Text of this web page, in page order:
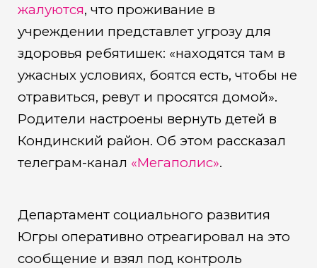
жалуются, что проживание в
учреждении представлет угрозу для
здоровья ребятишек: «находятся там в
ужасных условиях, боятся есть, чтобы не
отравиться, ревут и просятся домой».
Родители настроены вернуть детей в
Кондинский район. Об этом рассказал
телеграм-канал «Мегаполис».
Департамент социального развития
Югры оперативно отреагировал на это
сообщение и взял под контроль